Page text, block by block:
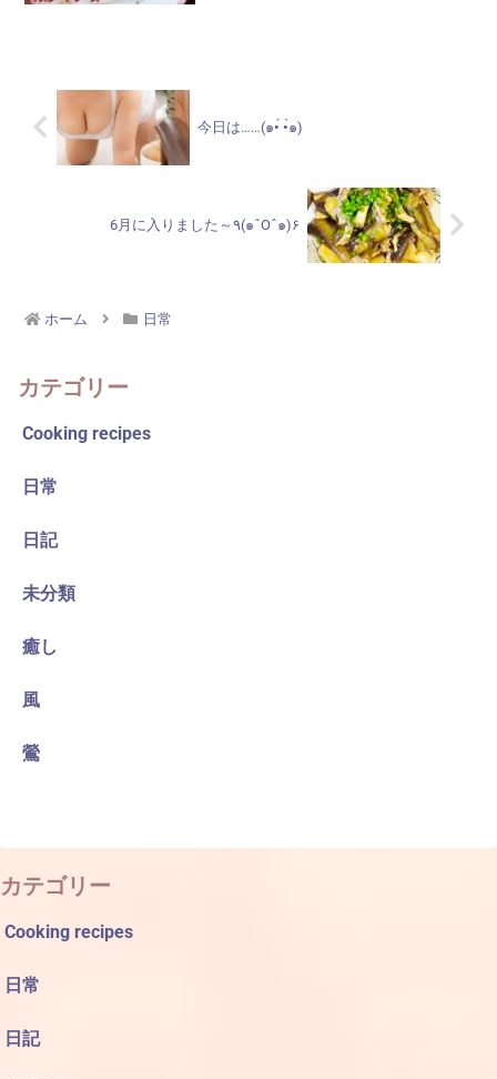
今日は……(๑•́ •̀๑)
6月に入りました～٩(๑ˆOˆ๑)۶
ホーム 日常
カテゴリー
Cooking recipes
日常
日記
未分類
癒し
風
鶯
カテゴリー
Cooking recipes
日常
日記